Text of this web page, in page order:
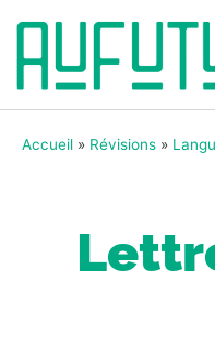
Accueil » Révisions »